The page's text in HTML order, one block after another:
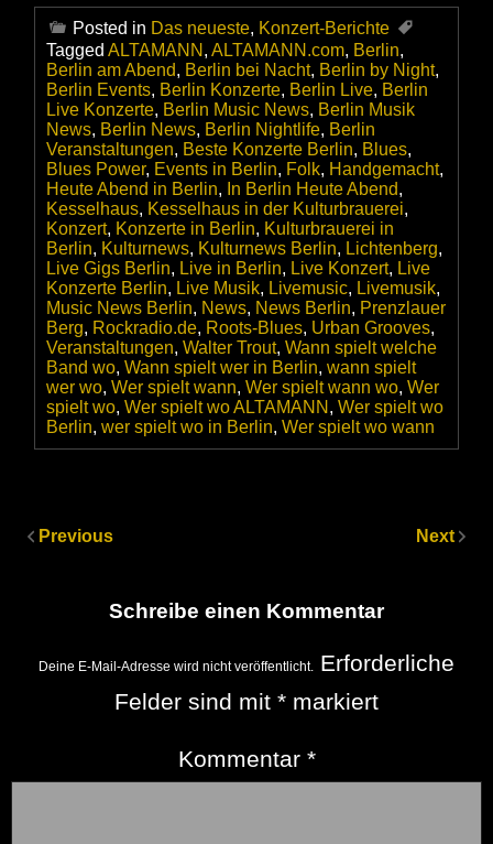
Posted in Das neueste, Konzert-Berichte
Tagged ALTAMANN , ALTAMANN.com, Berlin,
Berlin am Abend, Berlin bei Nacht, Berlin by Night,
Berlin Events, Berlin Konzerte, Berlin Live, Berlin
Live Konzerte, Berlin Music News, Berlin Musik
News, Berlin News, Berlin Nightlife, Berlin
Veranstaltungen, Beste Konzerte Berlin, Blues,
Blues Power, Events in Berlin, Folk, Handgemacht,
Heute Abend in Berlin, In Berlin Heute Abend,
Kesselhaus, Kesselhaus in der Kulturbrauerei,
Konzert, Konzerte in Berlin, Kulturbrauerei in
Berlin, Kulturnews, Kulturnews Berlin, Lichtenberg,
Live Gigs Berlin, Live in Berlin, Live Konzert, Live
Konzerte Berlin, Live Musik, Livemusic, Livemusik,
Music News Berlin, News, News Berlin, Prenzlauer
Berg, Rockradio.de, Roots-Blues, Urban Grooves,
Veranstaltungen, Walter Trout, Wann spielt welche
Band wo, Wann spielt wer in Berlin, wann spielt
wer wo, Wer spielt wann, Wer spielt wann wo, Wer
spielt wo, Wer spielt wo ALTAMANN , Wer spielt wo
Berlin, wer spielt wo in Berlin, Wer spielt wo wann
Previous Next
Schreibe einen Kommentar
Deine E-Mail-Adresse wird nicht veröffentlicht. Erforderliche
Felder sind mit * markiert
Kommentar *